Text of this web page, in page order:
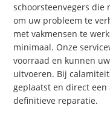
schoorsteenvegers die
om uw probleem te
met vakmensen te
minimaal. Onze
voorraad en kunnen
uitvoeren. Bij
geplaatst en direct een
definitieve reparatie.